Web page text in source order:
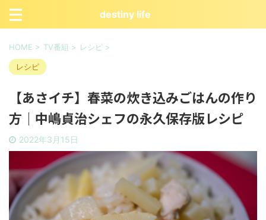
destiny life
HOME > TV番組 > レシピ >
レシピ
【あさイチ】春菜の炊き込みごはんの作り
方｜中嶋貞治シェフの永久保存版レシピ
2022年3月15日